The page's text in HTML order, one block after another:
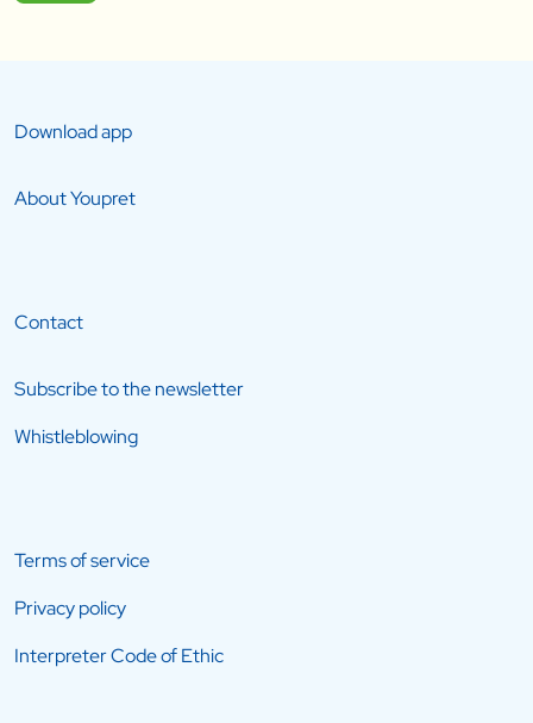
Download app
About Youpret
Contact
Subscribe to the newsletter
Whistleblowing
Terms of service
Privacy policy
Interpreter Code of Ethic